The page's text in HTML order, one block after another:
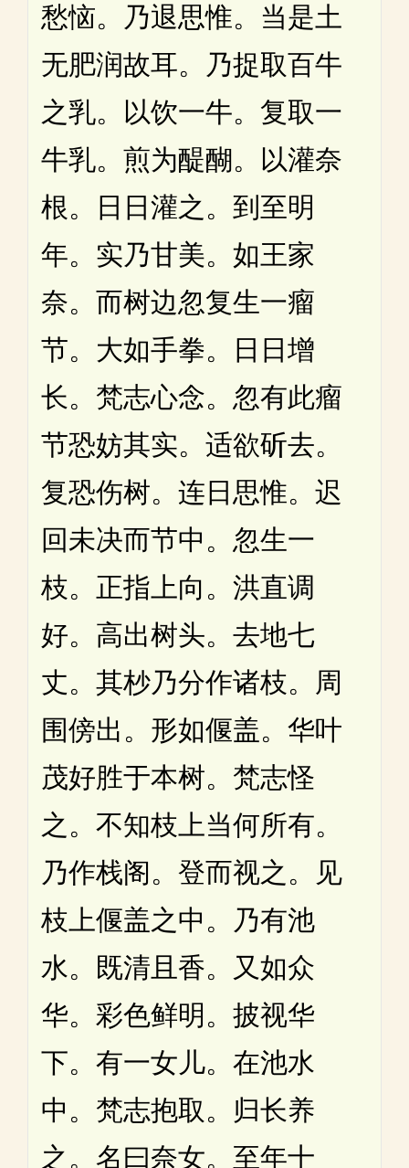
愁恼。乃退思惟。当是土
无肥润故耳。乃捉取百牛
之乳。以饮一牛。复取一
牛乳。煎为醍醐。以灌奈
根。日日灌之。到至明
年。实乃甘美。如王家
奈。而树边忽复生一瘤
节。大如手拳。日日增
长。梵志心念。忽有此瘤
节恐妨其实。适欲斫去。
复恐伤树。连日思惟。迟
回未决而节中。忽生一
枝。正指上向。洪直调
好。高出树头。去地七
丈。其杪乃分作诸枝。周
围傍出。形如偃盖。华叶
茂好胜于本树。梵志怪
之。不知枝上当何所有。
乃作栈阁。登而视之。见
枝上偃盖之中。乃有池
水。既清且香。又如众
华。彩色鲜明。披视华
下。有一女儿。在池水
中。梵志抱取。归长养
之。名曰奈女。至年十